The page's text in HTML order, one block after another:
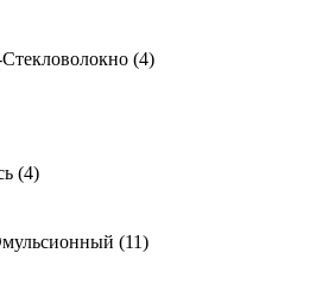
(4)
(4)
(11)